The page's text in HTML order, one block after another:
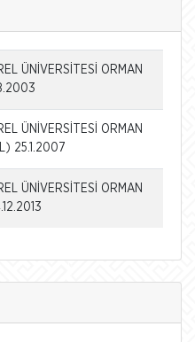
ÜNİVERSİTESİ ORMAN
ÜNİVERSİTESİ ORMAN
25.1.2007
ÜNİVERSİTESİ ORMAN